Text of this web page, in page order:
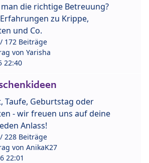
die richtige Betreuung?
zu Krippe,
und Co.
172 Beiträge
von Yarisha
22:40
Taufe, Geburtstag oder
- wir freuen uns auf deine
Anlass!
228 Beiträge
von AnikaK27
22:01